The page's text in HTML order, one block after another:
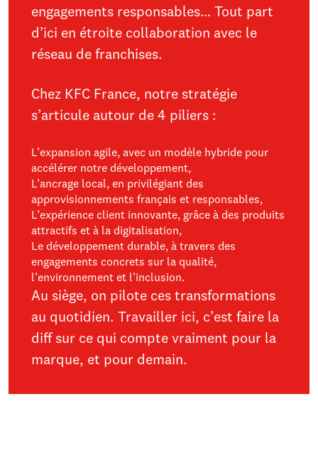
engagements responsables… Tout part
d’ici en étroite collaboration avec le
réseau de franchises.
Chez KFC France, notre stratégie
s’articule autour de 4 piliers :
L’expansion agile, avec un modèle hybride pour
accélérer notre développement,
L’ancrage local, en privilégiant des
approvisionnements français et responsables,
L’expérience client innovante, grâce à des produits
attractifs et à la digitalisation,
Le développement durable, à travers des
engagements concrets sur la qualité,
l’environnement et l’inclusion.
Au siège, on pilote ces transformations
au quotidien. Travailler ici, c’est faire la
diff sur ce qui compte vraiment pour la
marque, et pour demain.